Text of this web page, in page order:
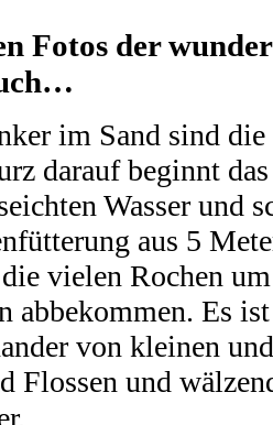
Fotos der
im Sand sind
darauf beginnt
Wasser und
aus 5
vielen Rochen
abbekommen. Es
von kleinen
Flossen und